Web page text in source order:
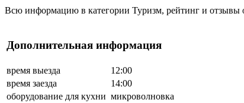
Всю информацию в категории Туризм, рейтинг и отзывы
Дополнительная информация
время выезда
12:00
время заезда
14:00
оборудование для кухни микроволновка